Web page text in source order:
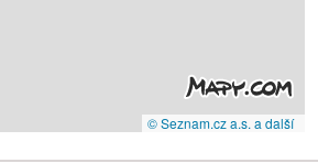
© Seznam.cz a.s. a další